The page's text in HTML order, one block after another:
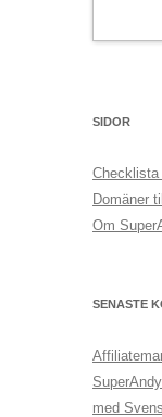
SIDOR
Domäner
Om
SENASTE
med